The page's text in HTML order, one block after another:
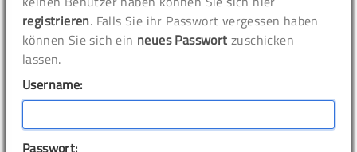
registrieren. Falls Sie ihr Passwort vergessen haben
können Sie sich ein neues Passwort zuschicken
lassen.
Username:
Passwort: